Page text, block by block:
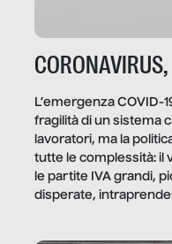
L’emergenza COVID-
fragilità di un sistema
lavoratori, ma la
tutte le complessità: il
le partite IVA grandi,
disperate,